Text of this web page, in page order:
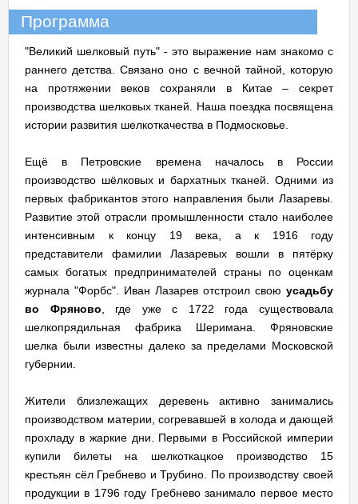
Программа
"Великий шелковый путь" - это выражение нам знакомо с
раннего детства. Связано оно с вечной тайной, которую
на протяжении веков сохраняли в Китае – секрет
производства шелковых тканей. Наша поездка посвящена
истории развития шелкоткачества в Подмосковье.
Ещё в Петровские времена началось в России
производство шёлковых и бархатных тканей. Одними из
первых фабрикантов этого направления были Лазаревы.
Развитие этой отрасли промышленности стало наиболее
интенсивным к концу 19 века, а к 1916 году
представители фамилии Лазаревых вошли в пятёрку
самых богатых предпринимателей страны по оценкам
журнала "Форбс". Иван Лазарев отстроил свою усадьбу
во Фряново , где уже с 1722 года существовала
шелкопрядильная фабрика Шеримана. Фряновские
шелка были известны далеко за пределами Московской
губернии.
Жители близлежащих деревень активно занимались
производством материи, согревавшей в холода и дающей
прохладу в жаркие дни. Первыми в Российской империи
купили билеты на шелкоткацкое производство 15
крестьян сёл Гребнево и Трубино. По производству своей
продукции в 1796 году Гребнево занимало первое место